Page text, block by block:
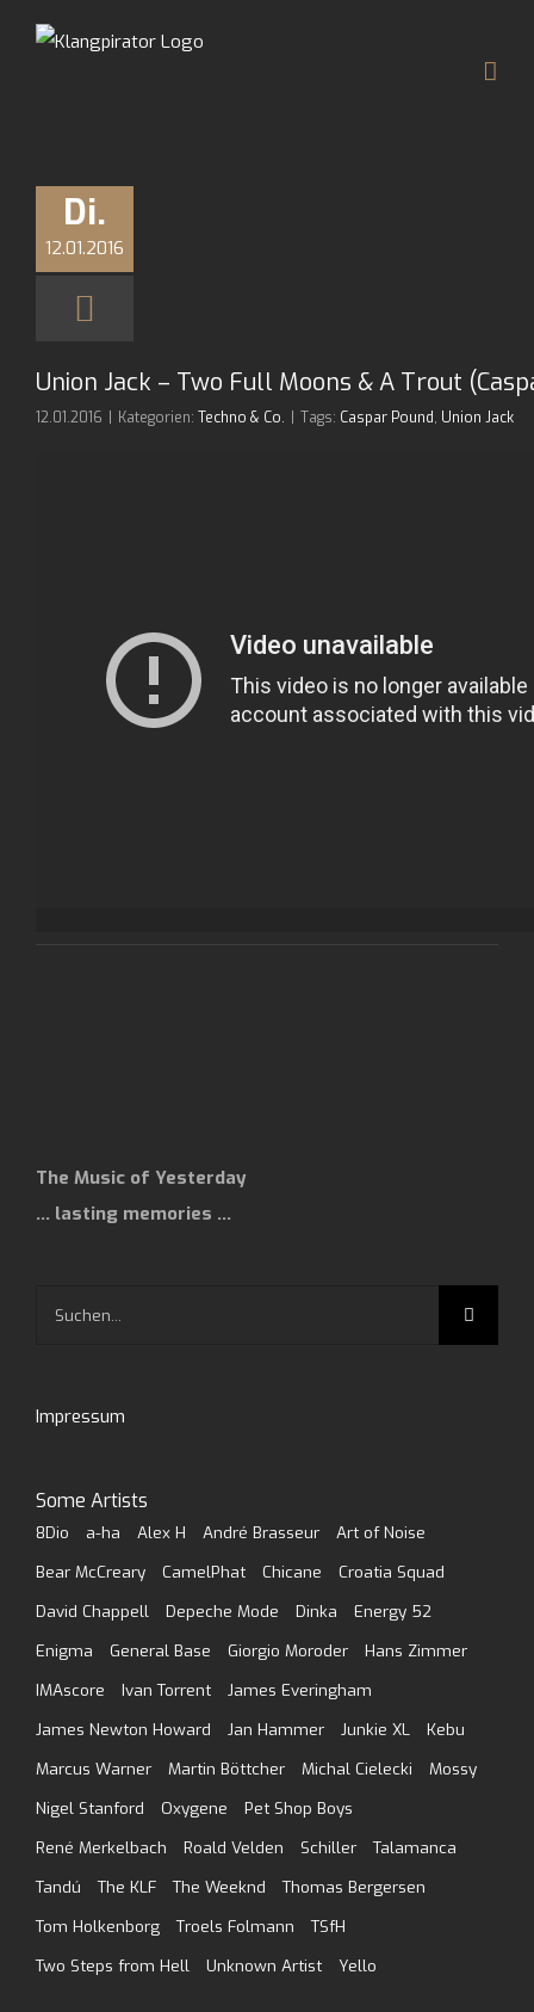
Di.
12.01.2016
Union Jack – Two Full Moons & A Trout
12.01.2016 Kategorien: Techno & Co. Tags: Caspar Pound, Union Jack
The Music of Yesterday
… lasting memories …
Impressum
Some Artists
8Dio a-ha Alex H André Brasseur
Art of Noise
Bear McCreary
CamelPhat Chicane
Croatia Squad
David Chappell
Depeche Mode Dinka
Energy 52
Enigma
General Base Giorgio Moroder
Hans Zimmer
IMAscore
Ivan Torrent
James Everingham
James Newton Howard
Jan Hammer Junkie XL
Kebu
Marcus Warner
Martin Böttcher Michal Cielecki
Mossy
Nigel Stanford
Oxygene
Pet Shop Boys
René Merkelbach
Roald Velden Schiller
Talamanca
Tandú
The KLF The Weeknd
Thomas Bergersen
Tom Holkenborg
Troels Folmann
TSfH
Two Steps from Hell
Unknown Artist Yello